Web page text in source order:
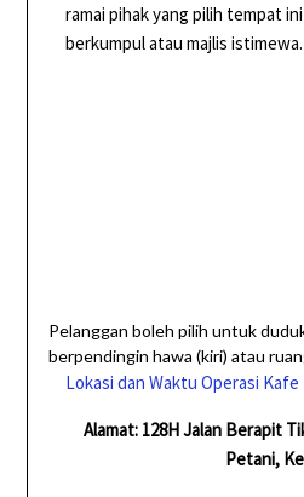
ramai pihak yang pilih tempat
berkumpul atau majlis istimewa.
Pelanggan boleh pilih untuk
berpendingin hawa (kiri) atau
Lokasi dan Waktu Operasi
Alamat: 128H Jalan Berapit
Petani,